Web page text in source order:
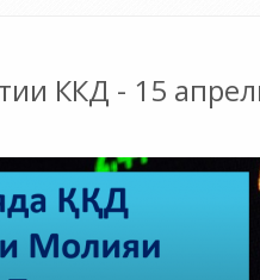
ККД - 15